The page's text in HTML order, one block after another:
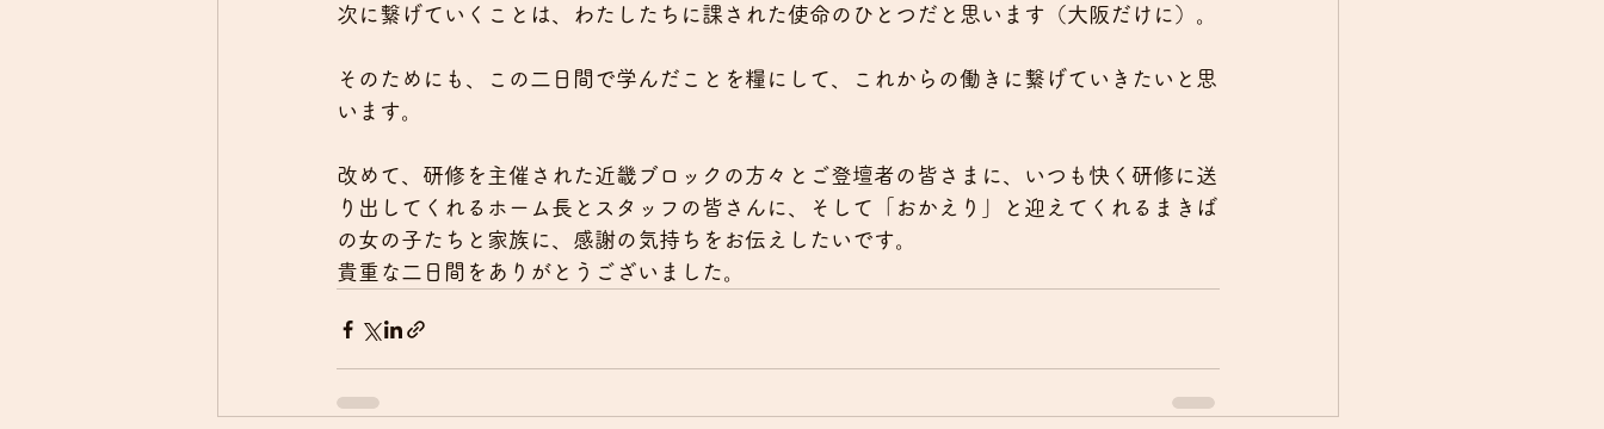
次に繋げていくことは、わたしたちに課された使命のひとつだと思います（大阪だけに）。
そのためにも、この二日間で学んだことを糧にして、これからの働きに繋げていきたいと思
います。
改めて、研修を主催された近畿ブロックの方々とご登壇者の皆さまに、いつも快く研修に送
り出してくれるホーム長とスタッフの皆さんに、そして「おかえり」と迎えてくれるまきば
の女の子たちと家族に、感謝の気持ちをお伝えしたいです。
貴重な二日間をありがとうございました。